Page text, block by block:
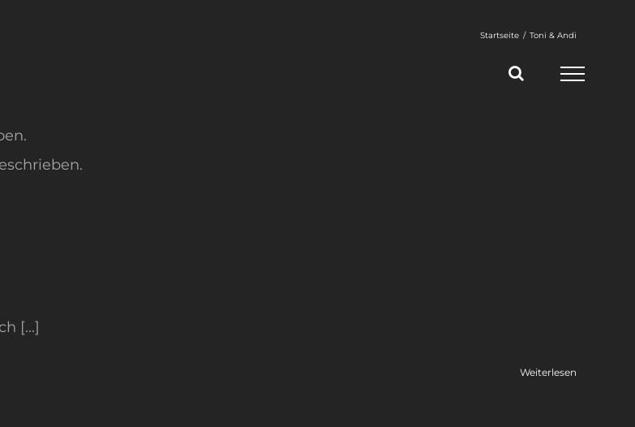
Startseite Toni & Andi
[...]
Weiterlesen